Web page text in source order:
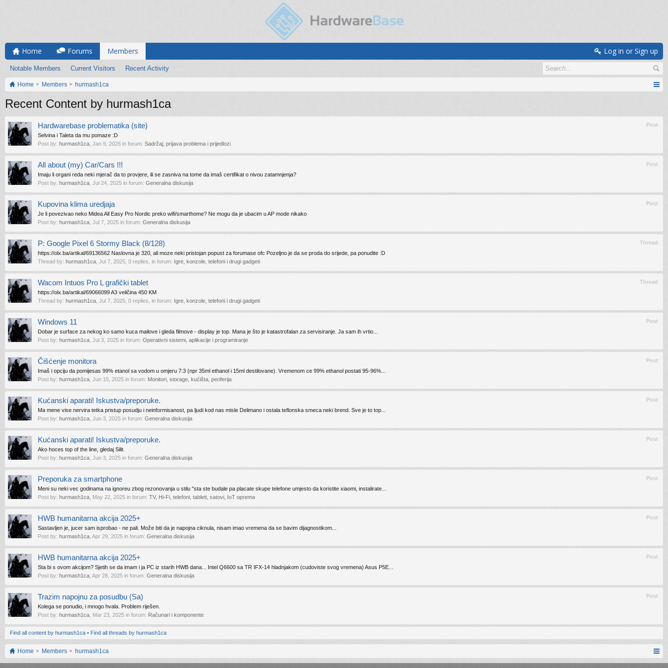
Home Forums Members
Notable Members Current Visitors Recent Activity
Log in or Sign up
Home Members hurmash1ca
Recent Content by hurmash1ca
Post
Hardwarebase problematika (site)
Selvina i Taleta da mu pomaze :D
Post by: hurmash1ca Jan 9, 2026 in forum: Sadržaj, prijava problema i prijedlozi
Post
All about (my) Car/Cars !!!
Imaju li organi reda neki mjerač da to provjere, ili se zasniva na tome da imaš certifikat o nivou zatamnjenja?
Post by: hurmash1ca Jul 24, 2025 in forum: Generalna diskusija
Post
Kupovina klima uredjaja
Je li povezivao neko Midea All Easy Pro Nordic preko wifi/smarthome? Ne mogu da je ubacim u AP mode nikako
Post by: hurmash1ca Jul 7, 2025 in forum: Generalna diskusija
Thread
P: Google Pixel 6 Stormy Black (8/128)
https://olx.ba/artikal/69136562 Naslovna je 320, ali moze neki pristojan popust za forumase ofc Pozeljno je da se proda do srijede, pa ponudite :D
Thread by: hurmash1ca Jul 7, 2025 , 0 replies, in forum: Igre, konzole, telefoni i drugi gadgeti
Thread
Wacom Intuos Pro L grafički tablet
https://olx.ba/artikal/69066099 A3 veličina 450 KM
Thread by: hurmash1ca Jul 7, 2025 , 0 replies, in forum: Igre, konzole, telefoni i drugi gadgeti
Post
Windows 11
Dobar je surface za nekog ko samo kuca mailove i gleda filmove - display je top. Mana je što je katastrofalan za servisiranje. Ja sam ih vrtio...
Post by: hurmash1ca Jul 3, 2025 in forum: Operativni sistemi, aplikacije i programiranje
Post
Čišćenje monitora
Imaš i opciju da pomijesas 99% etanol sa vodom u omjeru 7:3 (npr 35ml ethanol i 15ml destilovane). Vremenom ce 99% ethanol postati 95-96%...
Post by: hurmash1ca Jun 15, 2025 in forum: Monitori, storage, kućišta, periferija
Post
Kućanski aparati! Iskustva/preporuke.
Ma mene vise nervira tetka pristup posudju i neinformisanost, pa ljudi kod nas misle Delimano i ostala teflonska smeca neki brend. Sve je to top...
Post by: hurmash1ca Jun 3, 2025 in forum: Generalna diskusija
Post
Kućanski aparati! Iskustva/preporuke.
Ako hoces top of the line, gledaj Silit.
Post by: hurmash1ca Jun 3, 2025 in forum: Generalna diskusija
Post
Preporuka za smartphone
Meni su neki vec godinama na ignoreu zbog rezonovanja u stilu "sta ste budale pa placate skupe telefone umjesto da koristite xiaomi, instalirate...
Post by: hurmash1ca May 22, 2025 in forum: TV, Hi-Fi, telefoni, tableti, satovi, IoT oprema
Post
HWB humanitarna akcija 2025+
Sastavljen je, jucer sam isprobao - ne pali. Može biti da je napojna ciknula, nisam imao vremena da se bavim dijagnostikom...
Post by: hurmash1ca Apr 29, 2025 in forum: Generalna diskusija
Post
HWB humanitarna akcija 2025+
Sta bi s ovom akcijom? Sjetih se da imam i ja PC iz starih HWB dana... Intel Q6600 sa TR IFX-14 hladnjakom (cudoviste svog vremena) Asus P5E...
Post by: hurmash1ca Apr 28, 2025 in forum: Generalna diskusija
Post
Trazim napojnu za posudbu (Sa)
Kolega se ponudio, i mnogo hvala. Problem riješen.
Post by: hurmash1ca Mar 23, 2025 in forum: Računari i komponente
Find all content by hurmash1ca Find all threads by hurmash1ca
Home Members hurmash1ca